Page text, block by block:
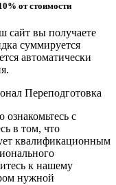
от стоимости
сайт вы получаете
суммируется
автоматически
Переподготовка
с
в том, что
квалификационным
к нашему
нужной